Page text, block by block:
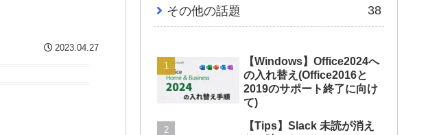
2023.04.27
その他の話題 38
【Windows】Office2024へ
の入れ替え(Office2016と
2019のサポート終了に向け
て)
【Tips】Slack 未読が消え